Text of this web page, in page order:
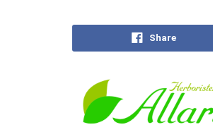
Share